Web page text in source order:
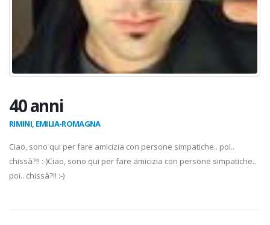
40 anni
RIMINI, EMILIA-ROMAGNA
Ciao, sono qui per fare amicizia con persone simpatiche.. poi..
chissà?!! :-)Ciao, sono qui per fare amicizia con persone simpatiche..
poi.. chissà?!! :-)